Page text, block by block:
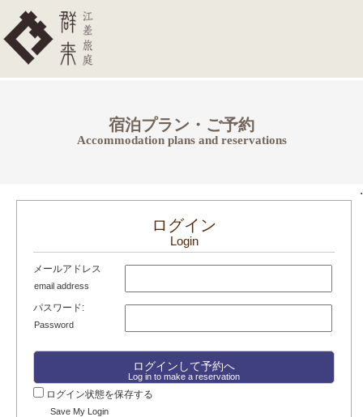
宿泊プラン・ご予約
Accommodation plans and reservations
ログイン
Login
メールアドレス
email address
パスワード:
Password
Log in to make a reservation
ログイン状態を保存する
Save My Login
.